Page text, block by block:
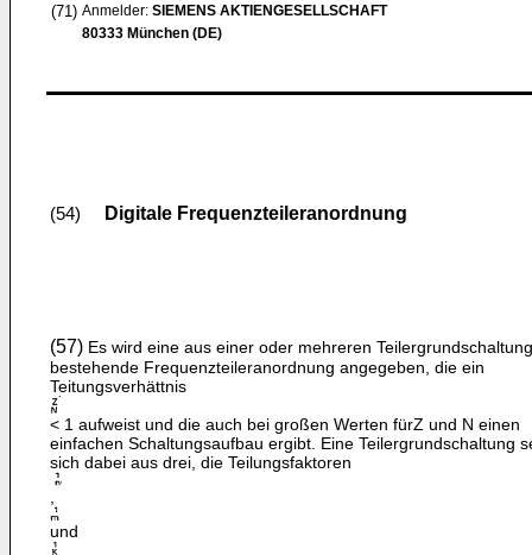
(71) Anmelder: SIEMENS AKTIENGESELLSCHAFT
80333 München (DE)
(54) Digitale Frequenzteileranordnung
(57) Es wird eine aus einer oder mehreren
bestehende Frequenzteileranordnung angegeben, die ein
Teitungsverhättnis
< 1 aufweist und die auch bei großen Werten fürZ und N einen
einfachen Schaltungsaufbau ergibt. Eine Teilergrundschaltung
sich dabei aus drei, die Teilungsfaktoren
und